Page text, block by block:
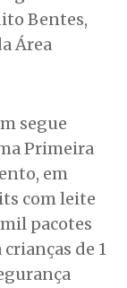
Bentes,
Área
segue
Primeira
em
com leite
pacotes
de 1